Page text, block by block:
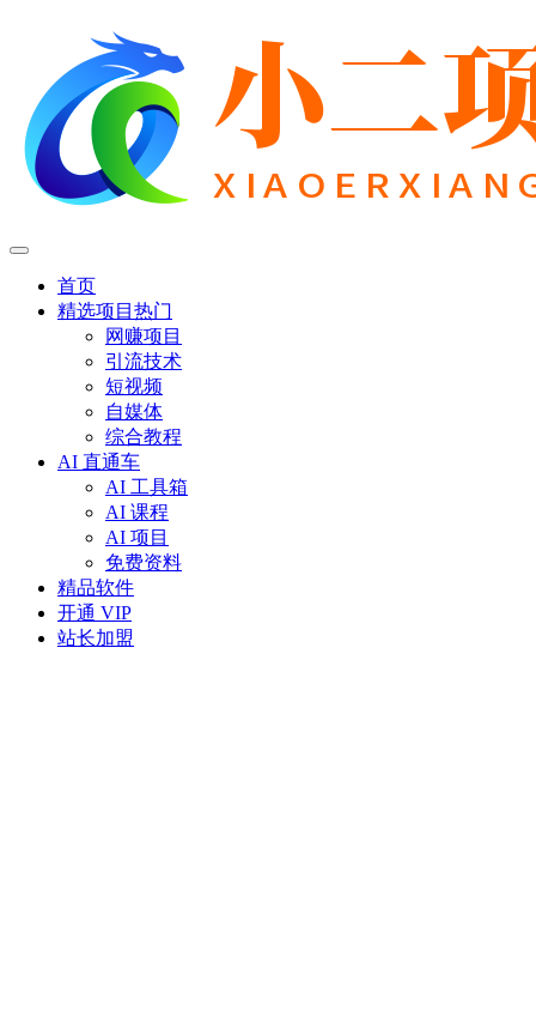
首页
精选项目 热门
网赚项目
引流技术
短视频
自媒体
综合教程
AI 直通车
AI 工具箱
AI 课程
AI 项目
免费资料
精品软件
开通 VIP
站长加盟